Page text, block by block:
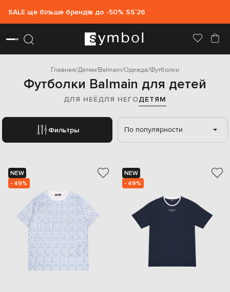
SALE ще більше брендів до -50% SS`26
Главная Детям Balmain Одежда Футболки
Футболки Balmain для детей
ДЛЯ НЕЁДЛЯ НЕГОДЕТЯМ
Фильтры По популярности
NEW
- 49%
NEW
- 49%